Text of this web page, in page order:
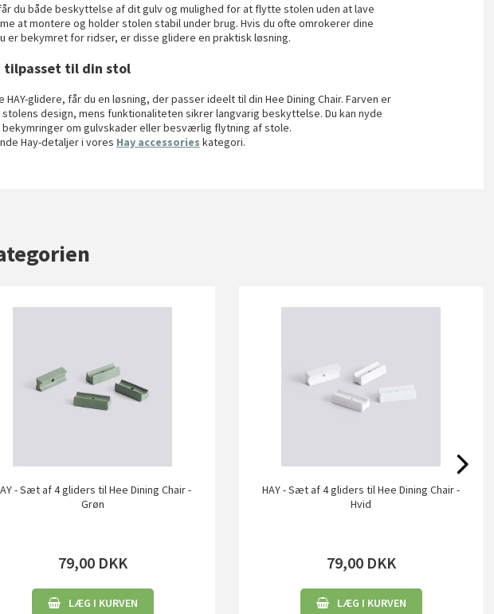
du både beskyttelse af dit gulv og mulighed for at flytte stolen uden at lave
at montere og holder stolen stabil under brug. Hvis du ofte omrokerer dine
er bekymret for ridser, er disse glidere en praktisk løsning.
til din stol
glidere, får du en løsning, der passer ideelt til din Hee Dining Chair. Farven er
design, mens funktionaliteten sikrer langvarig beskyttelse. Du kan nyde
om gulvskader eller besværlig flytning af stole.
Hay-detaljer i vores Hay accessories kategori.
- Sæt af 4 gliders til Hee Dining Chair -
Grøn
79,00 DKK
LÆG I KURVEN
HAY - Sæt af 4 gliders til Hee Dining Chair -
Hvid
79,00 DKK
LÆG I KURVEN